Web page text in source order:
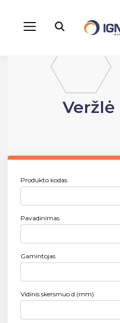
Veržlė
Produkto kodas
Pavadinimas
Gamintojas
Vidinis skersmuo d (mm)